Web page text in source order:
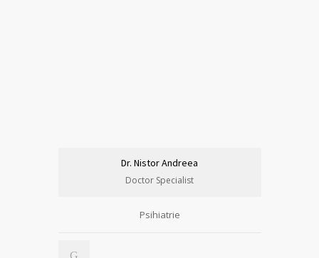
Dr. Nistor Andreea
Doctor Specialist
Psihiatrie